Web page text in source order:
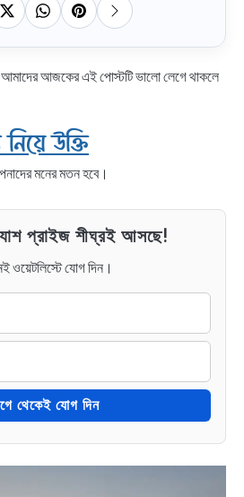
আমাদের আজকের এই পোস্টটি ভালো লেগে থাকলে
উক্তি
মনের মতন হবে।
প্রাইজ শীঘ্রই আসছে!
ওয়েটলিস্টে যোগ দিন।
থেকেই যোগ দিন